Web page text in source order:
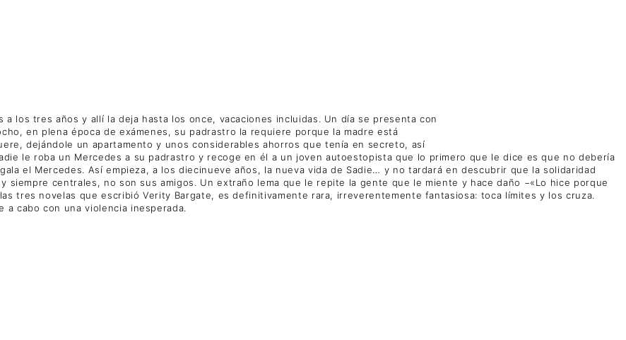
los tres años y allí la deja hasta los once, vacaciones incluidas. Un día se presenta con
en plena época de exámenes, su padrastro la requiere porque la madre está
dejándole un apartamento y unos considerables ahorros que tenía en secreto, así
le roba un Mercedes a su padrastro y recoge en él a un joven autoestopista que lo primero que le dice es que no debería
el Mercedes. Así empieza, a los diecinueve años, la nueva vida de Sadie… y no tardará en descubrir que la solidaridad
siempre centrales, no son sus amigos. Un extraño lema que le repite la gente que le miente y hace daño −«Lo hice porque
tres novelas que escribió Verity Bargate, es definitivamente rara, irreverentemente fantasiosa: toca límites y los cruza.
cabo con una violencia inesperada.